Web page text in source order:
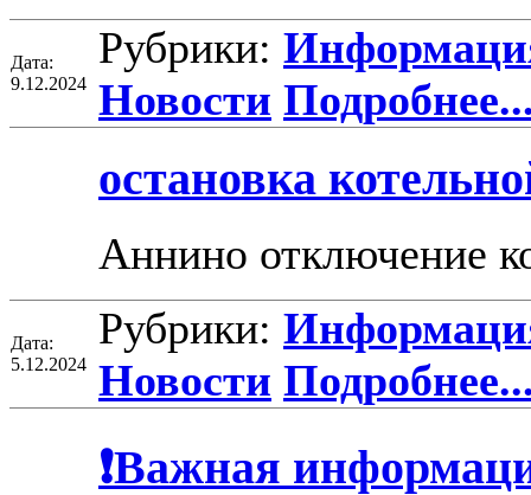
Дата:
9.12.2024
Рубрики:
Новости
остановка
Аннино отключение
Дата:
5.12.2024
Рубрики:
Новости
❗Важная